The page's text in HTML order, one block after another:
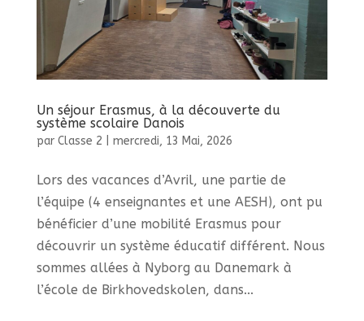
Un séjour Erasmus, à la découverte du
système scolaire Danois
par Classe 2 mercredi, 13 Mai, 2026
Lors des vacances d’Avril, une partie de
l’équipe (4 enseignantes et une AESH), ont pu
bénéficier d’une mobilité Erasmus pour
découvrir un système éducatif différent. Nous
sommes allées à Nyborg au Danemark à
l’école de Birkhovedskolen, dans...